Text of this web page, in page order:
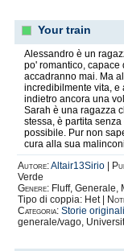
Your train
Alessandro è un
po' romantico, capace
accadranno mai. Ma
incredibilmente vita, e
indietro ancora una
Sarah è una ragazza
stessa, è partita
possibile. Pur non
cura alla sua
Autore:Altair13Sirio
Verde
Genere: Fluff, Generale,
Tipo di coppia: Het |
Categoria: Storie originali
generale/vago,